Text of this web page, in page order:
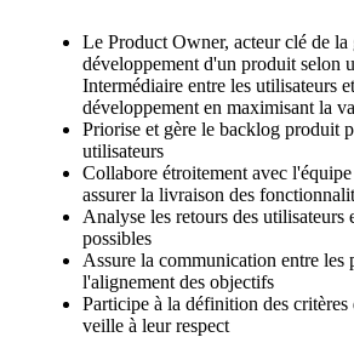
Le Product Owner, acteur clé de
développement d'un produit selon
Intermédiaire entre les utilisateurs
développement en maximisant la
Priorise et gère le backlog produit
utilisateurs
Collabore étroitement avec
assurer la livraison des
Analyse les retours des utilisateurs
possibles
Assure la communication entre les
l'alignement des objectifs
Participe à la définition des
veille à leur respect